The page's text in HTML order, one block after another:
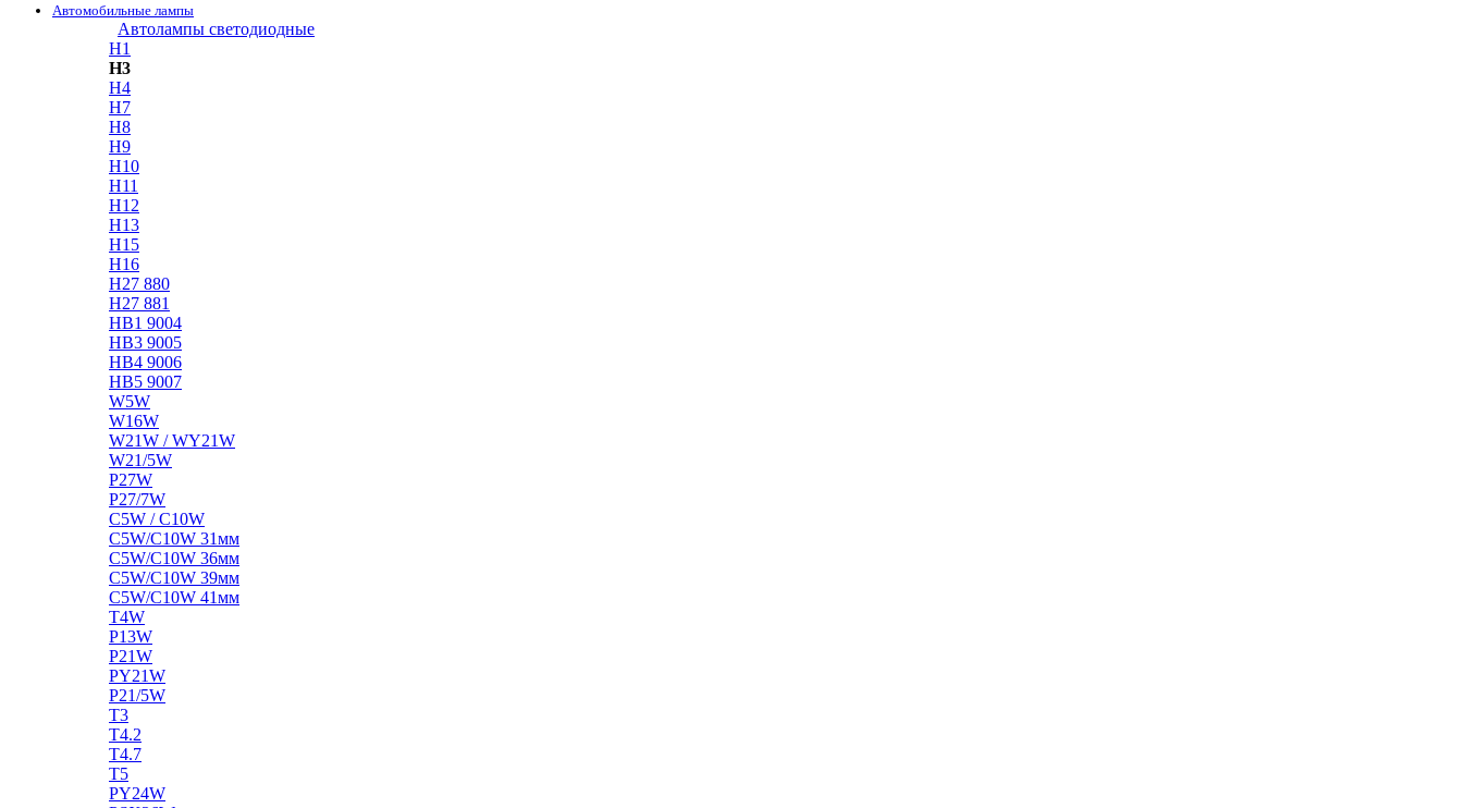
Автомобильные лампы
Автолампы светодиодные
H1
H3
H4
H7
H8
H9
H10
H11
H12
H13
H15
H16
H27 880
H27 881
HB1 9004
HB3 9005
HB4 9006
HB5 9007
W5W
W16W
W21W / WY21W
W21/5W
P27W
P27/7W
C5W / C10W
C5W/C10W 31мм
C5W/C10W 36мм
C5W/C10W 39мм
C5W/C10W 41мм
T4W
P13W
P21W
PY21W
P21/5W
T3
T4.2
T4.7
T5
PY24W